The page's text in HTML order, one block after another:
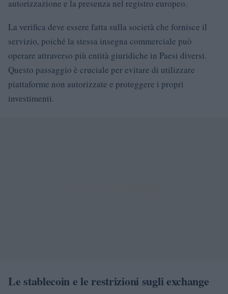
autorizzazione e la presenza nel registro europeo.
La verifica deve essere fatta sulla società che fornisce il
servizio, poiché la stessa insegna commerciale può
operare attraverso più entità giuridiche in Paesi diversi.
Questo passaggio è cruciale per evitare di utilizzare
piattaforme non autorizzate e proteggere i propri
investimenti.
Le stablecoin e le restrizioni sugli exchange